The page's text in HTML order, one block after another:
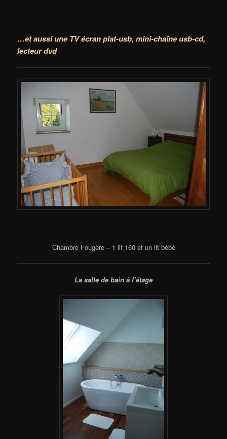
…et aussi une TV écran plat-usb,mini-chaîne usb-cd,
lecteur dvd
Chambre Fougère – 1 lit 160 et un lit bébé
La salle de bain à l’étage